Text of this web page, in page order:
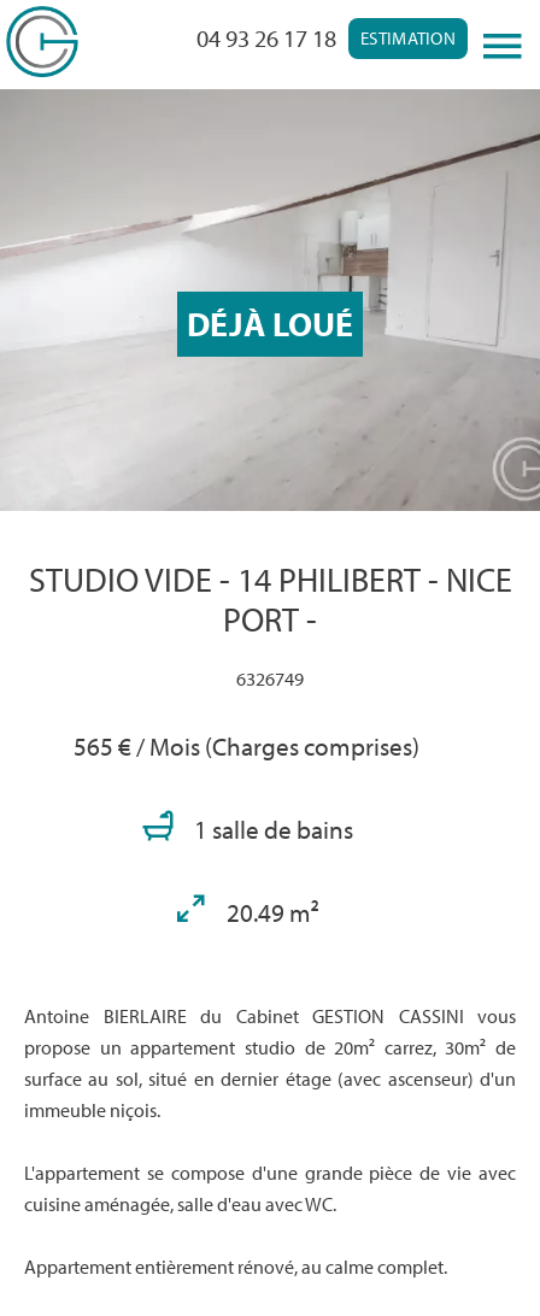
ESTIMATION
04 93 26 17 18
DÉJÀ LOUÉ
STUDIO VIDE - 14 PHILIBERT - NICE
PORT -
6326749
565 € / Mois (Charges comprises)
1 salle de bains
20.49 m²
Antoine BIERLAIRE du Cabinet GESTION CASSINI vous
propose un appartement studio de 20m² carrez, 30m² de
surface au sol, situé en dernier étage (avec ascenseur) d'un
immeuble niçois.
L'appartement se compose d'une grande pièce de vie avec
cuisine aménagée, salle d'eau avec WC.
Appartement entièrement rénové, au calme complet.